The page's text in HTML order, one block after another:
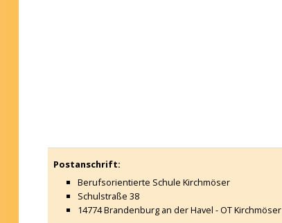
Postanschrift:
Berufsorientierte Schule Kirchmöser
Schulstraße 38
14774 Brandenburg an der Havel - OT Kirchmöser